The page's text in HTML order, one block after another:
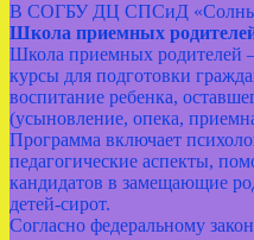
В СОГБУ ДЦ СПСиД
Школа приемных
Школа приемных родителей
курсы для подготовки
воспитание ребенка,
(усыновление, опека,
Программа включает
педагогические аспекты,
кандидатов в замещающие
детей-сирот.
Согласно федеральному